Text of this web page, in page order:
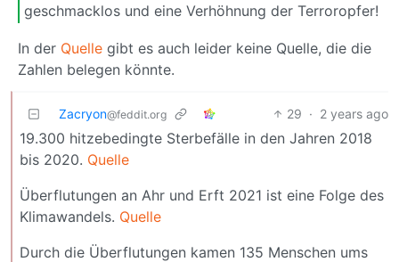
geschmacklos und eine Verhöhnung der Terroropfer!
In der Quelle gibt es auch leider keine Quelle, die die
Zahlen belegen könnte.
Zacryon@feddit.org 29 · 2 years ago
19.300 hitzebedingte Sterbefälle in den Jahren 2018
bis 2020. Quelle
Überflutungen an Ahr und Erft 2021 ist eine Folge des
Klimawandels. Quelle
Durch die Überflutungen kamen 135 Menschen ums